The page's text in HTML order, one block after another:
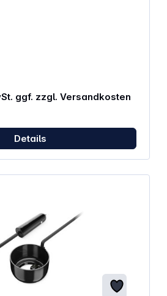
ggf. zzgl. Versandkosten
Details